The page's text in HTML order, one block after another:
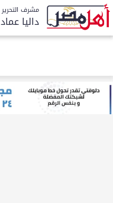
مشرف التحرير
داليا عماد